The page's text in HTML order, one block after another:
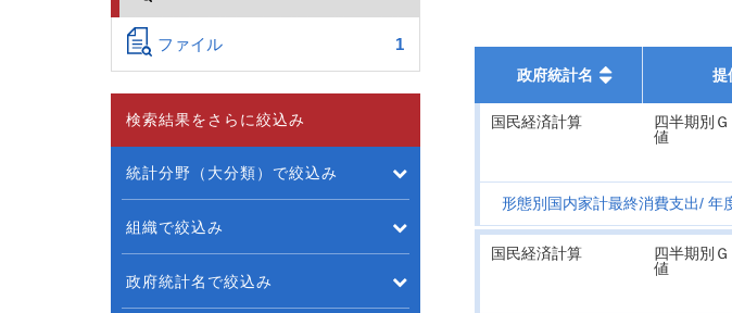
ファイル 1
政府統計名 提
国民経済計算
四半期別
値
形態別国内家計最終消費支出 年
国民経済計算
四半期別
値
検索結果をさらに絞込み
統計分野（大分類）で絞込み
組織で絞込み
政府統計名で絞込み